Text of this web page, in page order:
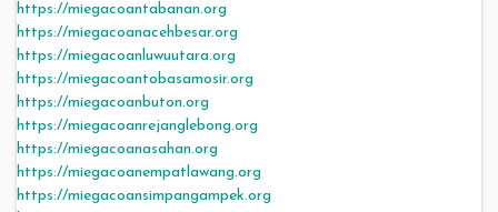
https://miegacoantabanan.org
https://miegacoanacehbesar.org
https://miegacoanluwuutara.org
https://miegacoantobasamosir.org
https://miegacoanbuton.org
https://miegacoanrejanglebong.org
https://miegacoanasahan.org
https://miegacoanempatlawang.org
https://miegacoansimpangampek.org